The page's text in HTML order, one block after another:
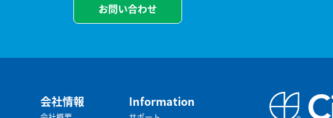
お問い合わせ
会社情報 Information